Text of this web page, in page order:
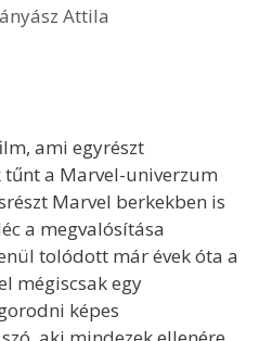
Attila
ami egyrészt
a Marvel-univerzum
Marvel berkekben is
a megvalósítása
tolódott már évek óta a
mégiscsak egy
képes